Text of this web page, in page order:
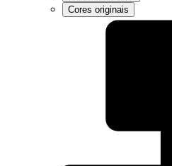
Cores originais